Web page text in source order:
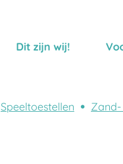
Dit zijn wij!
Speeltoestellen